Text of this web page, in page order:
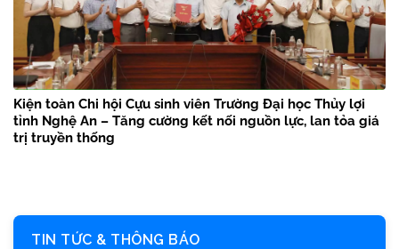
Kiện toàn Chi hội Cựu sinh viên Trường Đại học Thủy lợi
tỉnh Nghệ An – Tăng cường kết nối nguồn lực, lan tỏa giá
trị truyền thống
TIN TỨC & THÔNG BÁO